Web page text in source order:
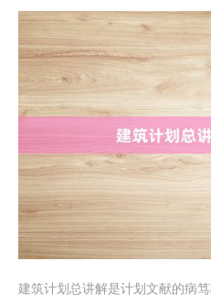
建筑计划总讲解是计划文献的病